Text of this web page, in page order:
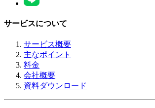
サービスについて
サービス概要
主なポイント
料金
会社概要
資料ダウンロード